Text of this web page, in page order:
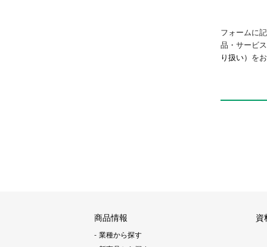
フォームに
品・サービ
り扱い） を
商品情報
業種から探す
資